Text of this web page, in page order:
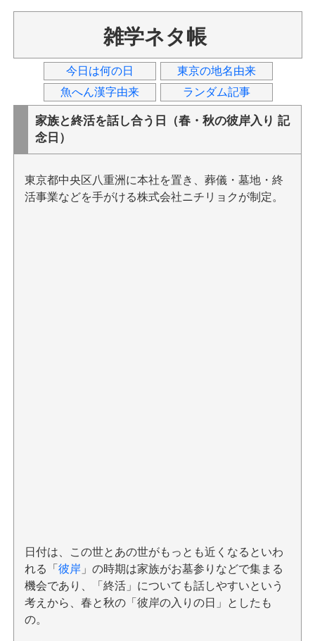
雑学ネタ帳
今日は何の日
東京の地名由来
魚へん漢字由来
ランダム記事
家族と終活を話し合う日（春・秋の彼岸入り 記
念日）
東京都中央区八重洲に本社を置き、葬儀・墓地・終
活事業などを手がける株式会社ニチリョクが制定。
日付は、この世とあの世がもっとも近くなるといわ
れる「 彼岸 」の時期は家族がお墓参りなどで集まる
機会であり、「終活」についても話しやすいという
考えから、春と秋の「彼岸の入りの日」としたも
の。